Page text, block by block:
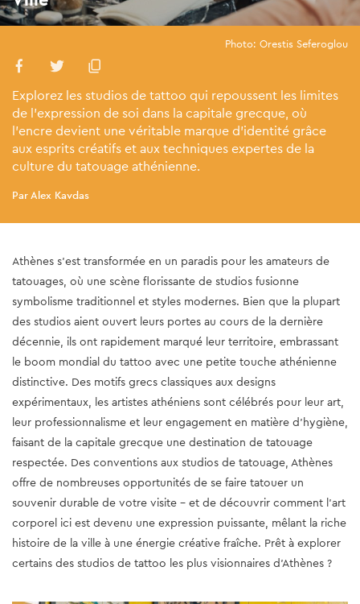
Photo: Orestis Seferoglou
Explorez les studios de tattoo qui repoussent les limites
de l'expression de soi dans la capitale grecque, où
l'encre devient une véritable marque d'identité grâce
aux esprits créatifs et aux techniques expertes de la
culture du tatouage athénienne.
Par Alex Kavdas
Athènes s'est transformée en un paradis pour les amateurs de
tatouages, où une scène florissante de studios fusionne
symbolisme traditionnel et styles modernes. Bien que la plupart
des studios aient ouvert leurs portes au cours de la dernière
décennie, ils ont rapidement marqué leur territoire, embrassant
le boom mondial du tattoo avec une petite touche athénienne
distinctive. Des motifs grecs classiques aux designs
expérimentaux, les artistes athéniens sont célébrés pour leur art,
leur professionnalisme et leur engagement en matière d'hygiène,
faisant de la capitale grecque une destination de tatouage
respectée. Des conventions aux studios de tatouage, Athènes
offre de nombreuses opportunités de se faire tatouer un
souvenir durable de votre visite - et de découvrir comment l'art
corporel ici est devenu une expression puissante, mêlant la riche
histoire de la ville à une énergie créative fraîche. Prêt à explorer
certains des studios de tattoo les plus visionnaires d'Athènes ?